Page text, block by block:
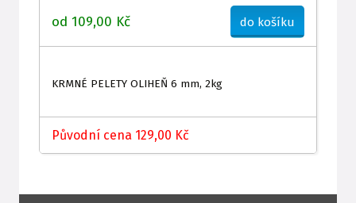
od 109,00 Kč do košíku
KRMNÉ PELETY OLIHEŇ 6 mm, 2kg
Původní cena 129,00 Kč